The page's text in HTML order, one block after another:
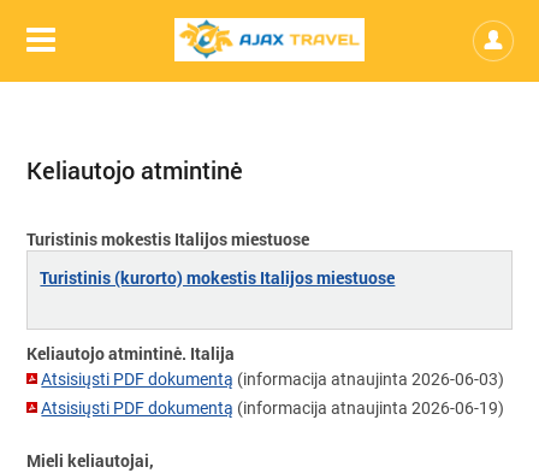
Keliautojo atmintinė
Turistinis mokestis Italijos miestuose
Turistinis (kurorto) mokestis Italijos miestuose
Keliautojo atmintinė. Italija
Atsisiųsti PDF dokumentą (informacija atnaujinta 2026-06-03)
Atsisiųsti PDF dokumentą (informacija atnaujinta 2026-06-19)
Mieli keliautojai,